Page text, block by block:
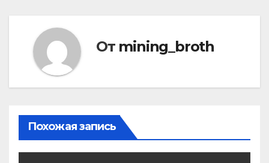
От mining_broth
Похожая запись